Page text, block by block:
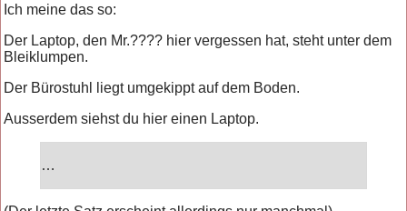
Ich meine das so:
Der Laptop, den Mr.???? hier vergessen hat, steht unter dem
Bleiklumpen.
Der Bürostuhl liegt umgekippt auf dem Boden.
Ausserdem siehst du hier einen Laptop.
…